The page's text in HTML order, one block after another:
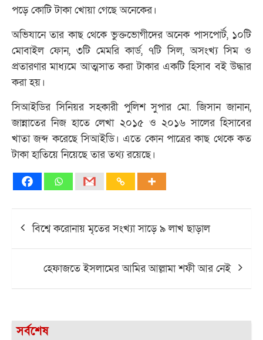
পড়ে কোটি টাকা খোয়া গেছে অনেকের।
অভিযানে তার কাছ থেকে ভুক্তভোগীদের অনেক পাসপোর্ট, ১০টি
মোবাইল ফোন, ৩টি মেমরি কার্ড, ৭টি সিল, অসংখ্য সিম ও
প্রতারণার মাধ্যমে আত্মসাত করা টাকার একটি হিসাব বই উদ্ধার
করা হয়।
সিআইডির সিনিয়র সহকারী পুলিশ সুপার মো. জিসান জানান,
জান্নাতের নিজ হাতে লেখা ২০১৫ ও ২০১৬ সালের হিসাবের
খাতা জব্দ করেছে সিআইডি। এতে কোন পাত্রের কাছ থেকে কত
টাকা হাতিয়ে নিয়েছে তার তথ্য রয়েছে।
Post
navigation
বিশ্বে করোনায় মৃতের সংখ্যা সাড়ে ৯ লাখ ছাড়াল
হেফাজতে ইসলামের আমির আল্লামা শফী আর নেই
সর্বশেষ